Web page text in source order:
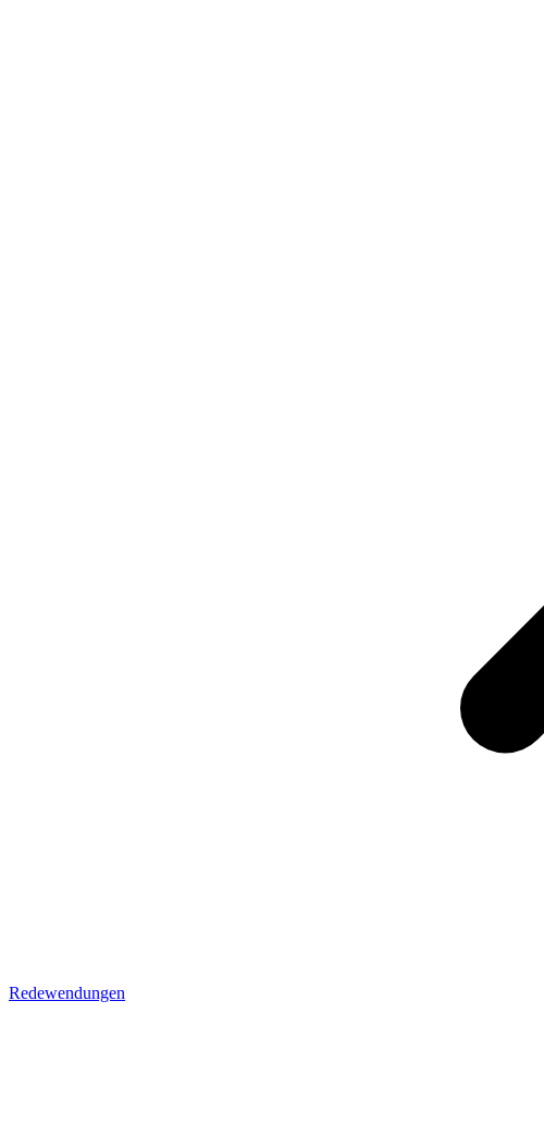
Redewendungen